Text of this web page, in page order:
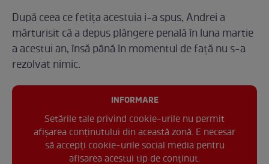
După ceea ce fetița acestuia i-a spus, Andrei a
mărturisit că a depus plângere penală în luna martie
a acestui an, însă până în momentul de față nu s-a
rezolvat nimic.
INFORMARE
Setările tale privind cookie-urile nu permit
afișarea conținutului din această zonă. E necesar
să accepți cookie-urile social media pentru
afisarea acestui tip de conținut.